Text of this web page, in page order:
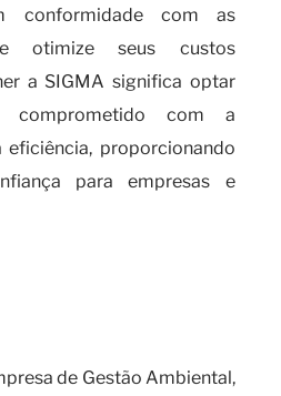
conformidade com as
e otimize seus custos
a SIGMA significa optar
com a
proporcionando
para empresas e
de Gestão Ambiental,